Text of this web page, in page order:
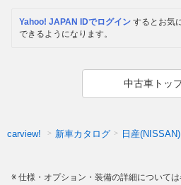
Yahoo! JAPAN IDでログイン するとお気
できるようになります。
中古車トッ
carview! 新車カタログ 日産(NISSAN)
仕様・オプション・装備の詳細について